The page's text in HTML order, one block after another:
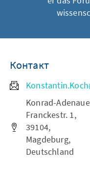
Контакт
Konrad-
Franckestr. 1,
39104,
Magdeburg,
Deutschland